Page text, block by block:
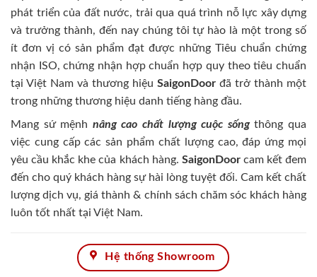
phát triển của đất nước, trải qua quá trình nỗ lực xây dựng
và trưởng thành, đến nay chúng tôi tự hào là một trong số
ít đơn vị có sản phẩm đạt được những Tiêu chuẩn chứng
nhận ISO, chứng nhận hợp chuẩn hợp quy theo tiêu chuẩn
tại Việt Nam và thương hiệu SaigonDoor đã trở thành một
trong những thương hiệu danh tiếng hàng đầu.
Mang sứ mệnh nâng cao chất lượng cuộc sốngthông qua
việc cung cấp các sản phẩm chất lượng cao, đáp ứng mọi
yêu cầu khắc khe của khách hàng. SaigonDoorcam kết đem
đến cho quý khách hàng sự hài lòng tuyệt đối. Cam kết chất
lượng dịch vụ, giá thành & chính sách chăm sóc khách hàng
luôn tốt nhất tại Việt Nam.
Hệ thống Showroom